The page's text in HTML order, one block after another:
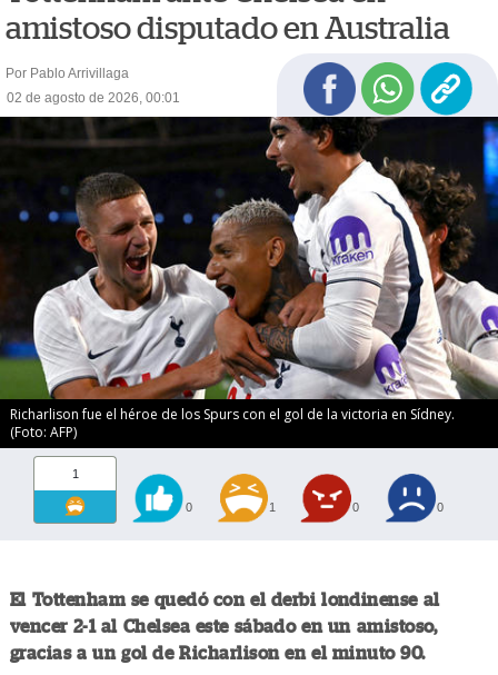
amistoso disputado en Australia
Por Pablo Arrivillaga
02 de agosto de 2026, 00:01
Richarlison fue el héroe de los Spurs con el gol de la victoria en Sídney.
(Foto: AFP)
1
0 1 0 0
El Tottenham se quedó con el derbi londinense al
vencer 2-1 al Chelsea este sábado en un amistoso,
gracias a un gol de Richarlison en el minuto 90.